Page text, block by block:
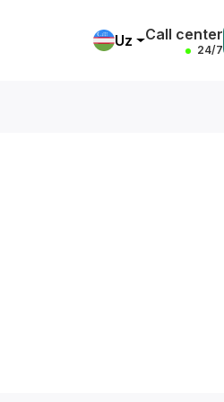
Uz Call center
24/7